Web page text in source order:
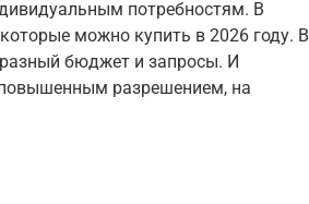
потребностям. В
можно купить в 2026 году. В
бюджет и запросы. И
разрешением, на